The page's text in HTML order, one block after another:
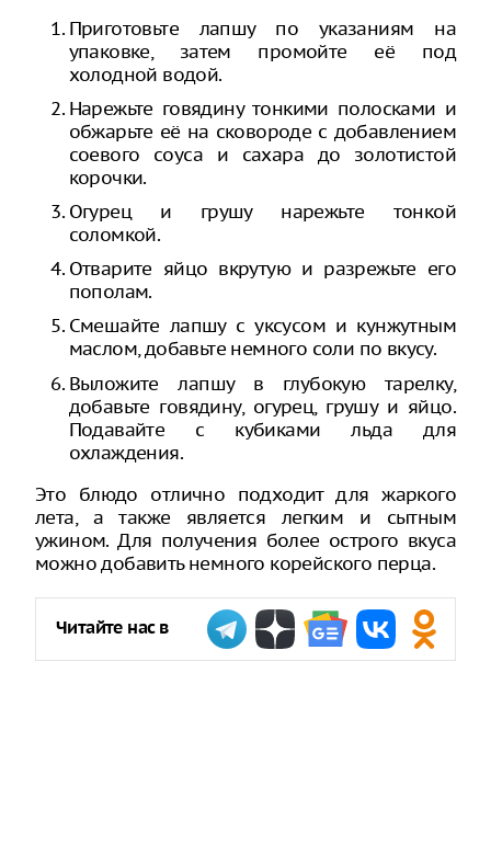
Приготовьте лапшу по указаниям на
упаковке, затем промойте её под
холодной водой.
Нарежьте говядину тонкими полосками и
обжарьте её на сковороде с добавлением
соевого соуса и сахара до золотистой
корочки.
Огурец и грушу нарежьте тонкой
соломкой.
Отварите яйцо вкрутую и разрежьте его
пополам.
Смешайте лапшу с уксусом и кунжутным
маслом, добавьте немного соли по вкусу.
Выложите лапшу в глубокую тарелку,
добавьте говядину, огурец, грушу и яйцо.
Подавайте с кубиками льда для
охлаждения.
Это блюдо отлично подходит для жаркого
лета, а также является легким и сытным
ужином. Для получения более острого вкуса
можно добавить немного корейского перца.
Читайте нас в